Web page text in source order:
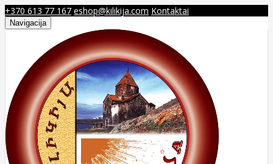
+370 613 77 167 eshop@kilikija.com Kontaktai
Navigacija